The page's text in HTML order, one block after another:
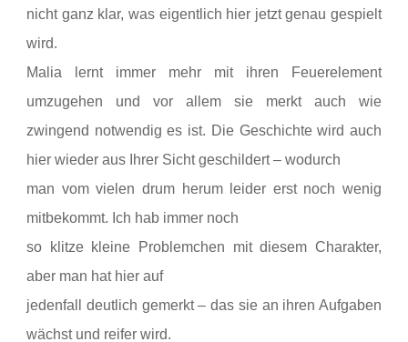
nicht ganz klar, was eigentlich hier jetzt genau gespielt
wird.
Malia lernt immer mehr mit ihren
Feuerelement
umzugehen und vor allem sie merkt auch wie
zwingend notwendig es ist. Die Geschichte wird auch
hier wieder aus Ihrer Sicht geschildert – wodurch
man vom vielen drum herum leider erst noch wenig
mitbekommt. Ich hab immer noch
so klitze kleine Problemchen mit diesem Charakter,
aber man hat hier auf
jedenfall deutlich gemerkt – das sie an ihren Aufgaben
wächst und reifer wird.